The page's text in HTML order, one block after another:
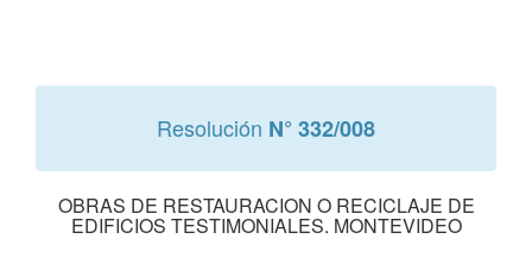
Resolución N° 332/008
OBRAS DE RESTAURACION O RECICLAJE DE
EDIFICIOS TESTIMONIALES. MONTEVIDEO